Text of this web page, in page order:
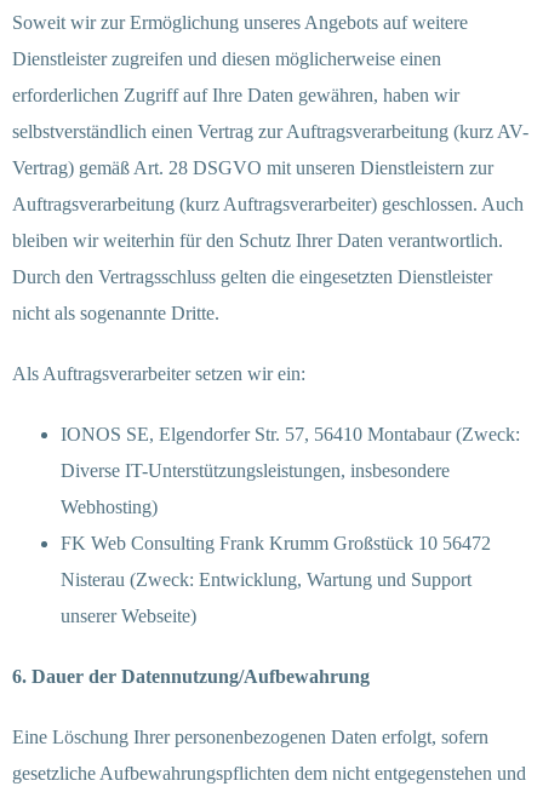
Soweit wir zur Ermöglichung unseres Angebots auf weitere
Dienstleister zugreifen und diesen möglicherweise einen
erforderlichen Zugriff auf Ihre Daten gewähren, haben wir
selbstverständlich einen Vertrag zur Auftragsverarbeitung (kurz AV-
Vertrag) gemäß Art. 28 DSGVO mit unseren Dienstleistern zur
Auftragsverarbeitung (kurz Auftragsverarbeiter) geschlossen. Auch
bleiben wir weiterhin für den Schutz Ihrer Daten verantwortlich.
Durch den Vertragsschluss gelten die eingesetzten Dienstleister
nicht als sogenannte Dritte.
Als Auftragsverarbeiter setzen wir ein:
IONOS SE, Elgendorfer Str. 57, 56410 Montabaur (Zweck:
Diverse IT-Unterstützungsleistungen, insbesondere
Webhosting)
FK Web Consulting Frank Krumm Großstück 10 56472
Nisterau (Zweck: Entwicklung, Wartung und Support
unserer Webseite)
6. Dauer der Datennutzung/Aufbewahrung
Eine Löschung Ihrer personenbezogenen Daten erfolgt, sofern
gesetzliche Aufbewahrungspflichten dem nicht entgegenstehen und